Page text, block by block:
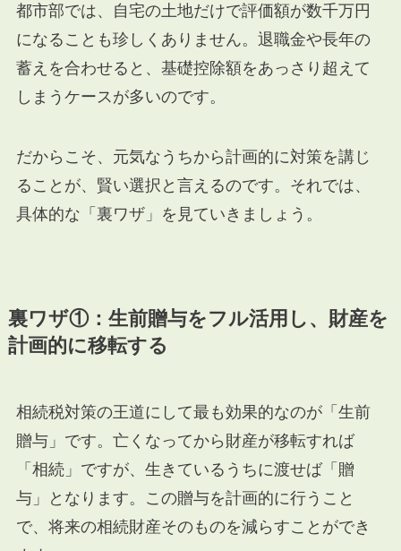
都市部では、自宅の土地だけで評価額が数千万円
になることも珍しくありません。退職金や長年の
蓄えを合わせると、基礎控除額をあっさり超えて
しまうケースが多いのです。
だからこそ、元気なうちから計画的に対策を講じ
ることが、賢い選択と言えるのです。それでは、
具体的な「裏ワザ」を見ていきましょう。
裏ワザ①：生前贈与をフル活用し、財産を
計画的に移転する
相続税対策の王道にして最も効果的なのが「生前
贈与」です。亡くなってから財産が移転すれば
「相続」ですが、生きているうちに渡せば「贈
与」となります。この贈与を計画的に行うこと
で、将来の相続財産そのものを減らすことができ